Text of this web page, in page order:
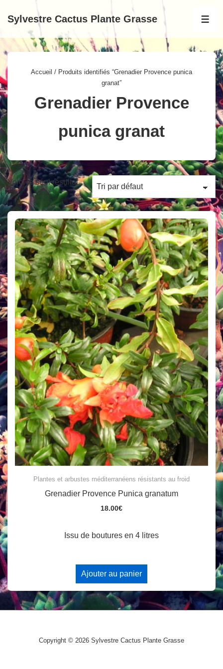
passer
contenu
Sylvestre Cactus Plante Grasse
Accueil / Produits identifiés “Grenadier Provence punica
granat”
Grenadier Provence
punica granat
Voici le seul résultat
Plantes et arbustes méditerranéens résistants au froid
Grenadier Provence Punica granatum
18.00€
Issu de boutures en 4 litres
Ajouter au panier
Copyright © 2026 Sylvestre Cactus Plante Grasse